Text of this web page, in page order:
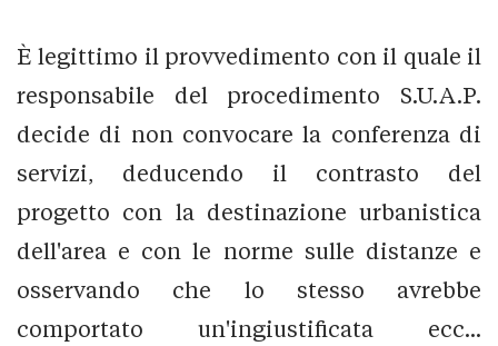
È legittimo il provvedimento con il quale il
responsabile del procedimento S.U.A.P.
decide di non convocare la conferenza di
servizi, deducendo il contrasto del
progetto con la destinazione urbanistica
dell'area e con le norme sulle distanze e
osservando che lo stesso avrebbe
comportato un'ingiustificata ecc...